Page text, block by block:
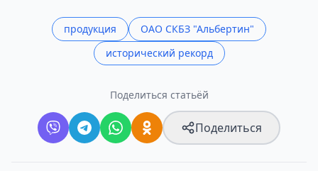
продукция
ОАО СКБЗ "Альбертин"
исторический рекорд
Поделиться статьёй
Поделиться